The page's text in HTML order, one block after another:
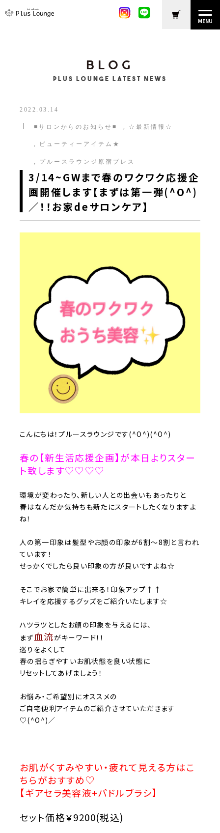
MENU
BLOG
Plus Lounge LATEST NEWS
2022.03.14
■サロンからのお知らせ■ ☆最新情報☆
ビューティーアイテム★
プルースラウンジ原宿プレス
3/14~GWまで春のワクワク応援企
画開催します【まずは第一弾(^O^)
／！！お家deサロンケア】
こんにちは！プルースラウンジです(^O^)(^O^)
春の【新生活応援企画】が本日よりスター
ト致します♡♡♡♡
環境が変わったり、新しい人との出会いもあったりと
春はなんだか気持ちも新たにスタートしたくなりますよ
ね！
人の第一印象は髪型やお顔の印象が6割～8割と言われ
ています！
せっかくでしたら良い印象の方が良いですよね☆
そこでお家で簡単に出来る！印象アップ↑↑
キレイを応援するグッズをご紹介いたします☆
ハツラツとしたお顔の印象を与えるには、
まず 血流がキーワード！！
巡りをよくして
春の揺らぎやすいお肌状態を良い状態に
リセットしてあげましょう！
お悩み・ご希望別にオススメの
ご自宅便利アイテムのご紹介させていただきます
♡(^O^)／
お肌がくすみやすい・疲れて見える方はこ
ちらがおすすめ♡
【ギアセラ美容液+パドルブラシ】
セット価格￥9200(税込)